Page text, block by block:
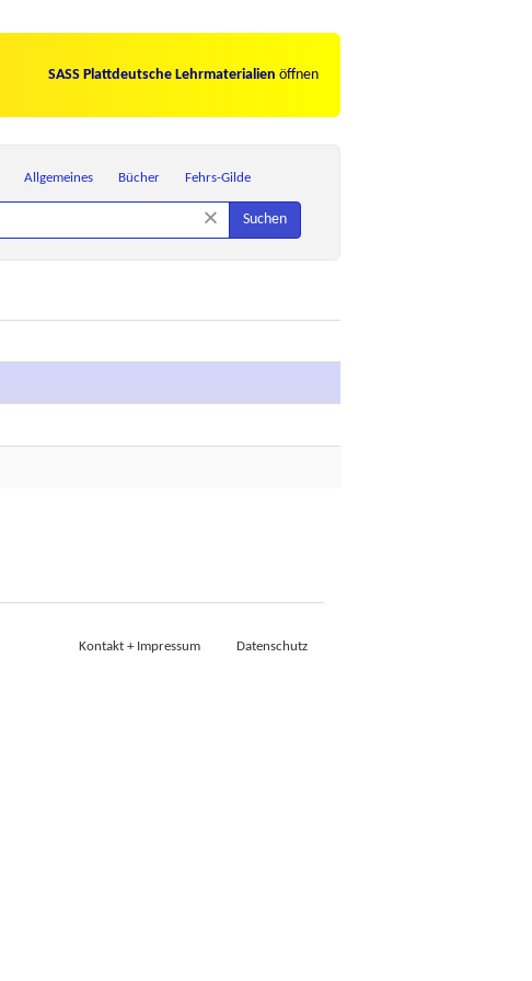
SASS Plattdeutsche Lehrmaterialien öffnen
Allgemeines Bücher Fehrs-Gilde
× Suchen
Kontakt + Impressum
Datenschutz